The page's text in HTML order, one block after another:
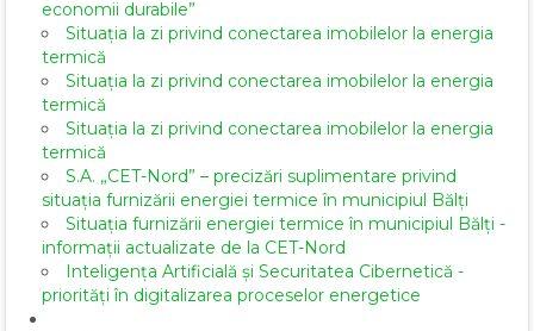
economii durabile”
Situația la zi privind conectarea imobilelor la energia
termică
Situația la zi privind conectarea imobilelor la energia
termică
Situația la zi privind conectarea imobilelor la energia
termică
S.A. „CET-Nord” – precizări suplimentare privind
situația furnizării energiei termice în municipiul Bălți
Situația furnizării energiei termice în municipiul Bălți -
informații actualizate de la CET-Nord
Inteligența Artificială și Securitatea Cibernetică -
priorități în digitalizarea proceselor energetice